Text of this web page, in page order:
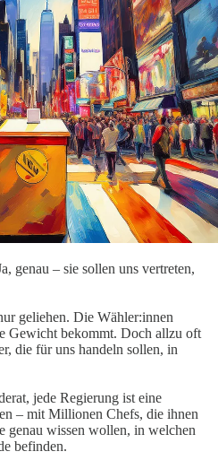
genau – sie sollen uns vertreten,
geliehen. Die Wähler:innen
Gewicht bekommt. Doch allzu oft
die für uns handeln sollen, in
jede Regierung ist eine
– mit Millionen Chefs, die ihnen
genau wissen wollen, in welchen
befinden.